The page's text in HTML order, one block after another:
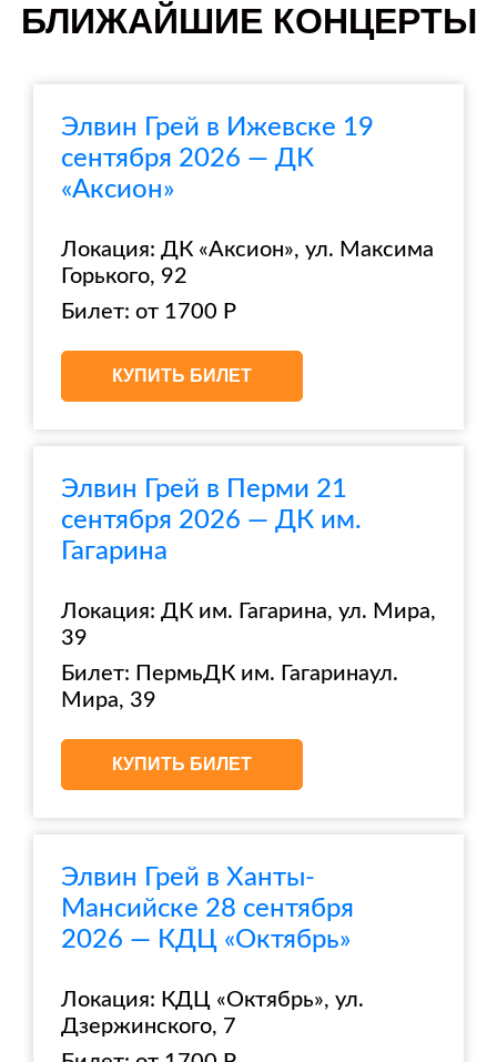
БЛИЖАЙШИЕ КОНЦЕРТЫ
Элвин Грей в Ижевске 19
сентября 2026 — ДК
«Аксион»
Локация: ДК «Аксион», ул. Максима
Горького, 92
Билет: от 1700 Р
КУПИТЬ БИЛЕТ
Элвин Грей в Перми 21
сентября 2026 — ДК им.
Гагарина
Локация: ДК им. Гагарина, ул. Мира,
39
Билет: ПермьДК им. Гагаринаул.
Мира, 39
КУПИТЬ БИЛЕТ
Элвин Грей в Ханты-
Мансийске 28 сентября
2026 — КДЦ «Октябрь»
Локация: КДЦ «Октябрь», ул.
Дзержинского, 7